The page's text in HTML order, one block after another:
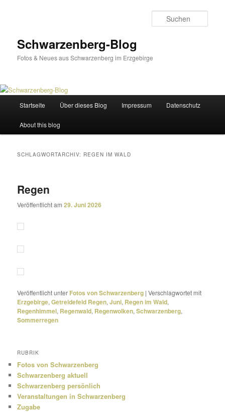
Schwarzenberg-Blog
Fotos & Neues aus Schwarzenberg im Erzgebirge
Startseite Über dieses Blog Impressum Datenschutz
About this blog
SCHLAGWORTARCHIV: REGEN IM WALD
Regen
Veröffentlicht am29. Juni 2026
Veröffentlicht unter Fotos von Schwarzenberg |Verschlagwortet mit
Erzgebirge,Getreidefeld Regen,Juni, Regen im Wald,
Regenhimmel, Regenwald, Regenwolken,Schwarzenberg,
Sommerregen
RUBRIK
Fotos von Schwarzenberg
Schwarzenberg aktuell
Schwarzenberg persönlich
Veranstaltungen in Schwarzenberg
Zugabe